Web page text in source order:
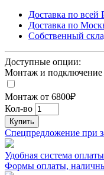
Доставка по всей
Доставка по
Собственный
Доступные опции:
Монтаж и подключение
Монтаж от 6800₽
Кол-во
Купить
Спецпредложение при
Удобная система
Формы оплаты,